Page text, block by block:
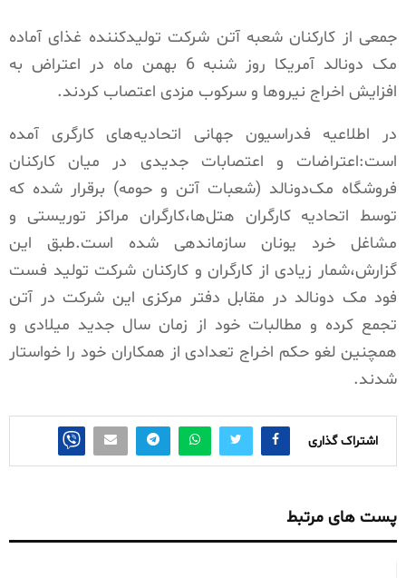
جمعی از کارکنان شعبه آتن شرکت تولیدکننده غذای آماده
مک دونالد آمریکا روز شنبه 6 بهمن ماه در اعتراض به
افزایش اخراج نیروها و سرکوب مزدی اعتصاب کردند.
در اطلاعیه فدراسیون جهانی اتحادیه‌های کارگری آمده
است:اعتراضات و اعتصابات جدیدی در میان کارکنان
فروشگاه مک‌دونالد (شعبات آتن و حومه) برقرار شده که
توسط اتحادیه کارگران هتل‌ها،کارگران مراکز توریستی و
مشاغل خرد یونان سازماندهی شده است.طبق این
گزارش،شمار زیادی از کارگران و کارکنان شرکت تولید فست
فود مک دونالد در مقابل دفتر مرکزی این شرکت در آتن
تجمع کرده و مطالبات خود از زمان سال جدید میلادی و
همچنین لغو حکم اخراج تعدادی از همکاران خود را خواستار
شدند.
اشتراک گذاری
پست های مرتبط